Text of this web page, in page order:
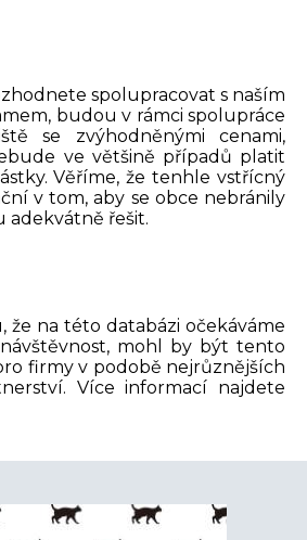
spolupracovat s naším
budou v rámci spolupráce
se zvýhodněnými cenami,
ve většině případů platit
Věříme, že tenhle vstřícný
v tom, aby se obce nebránily
řešit.
že na této databázi očekáváme
mohl by být tento
firmy v podobě nejrůznějších
Více informací najdete